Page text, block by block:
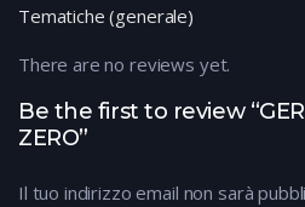
Tematiche (generale)
Be the first to review
ZERO”
Il tuo indirizzo email non sarà
There are no reviews yet.